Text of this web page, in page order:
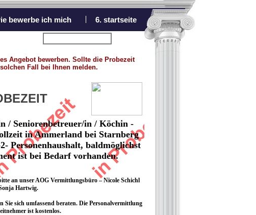
bewerbe ich mich 6. startseite
Angebot bewerben. Sollte die Probezeit
Fall bei Ihnen melden.
/ Seniorenbetreuer/in / Köchin -
in Ammerland bei Starnberg
Personenhaushalt, baldmöglichst
ist bei Bedarf vorhanden.
an unser AOG Vermittlungsbüro – Nicole Schichl
Hartwig.
Sie sich umfassend beraten. Die Personalvermittlung
ist kostenlos.